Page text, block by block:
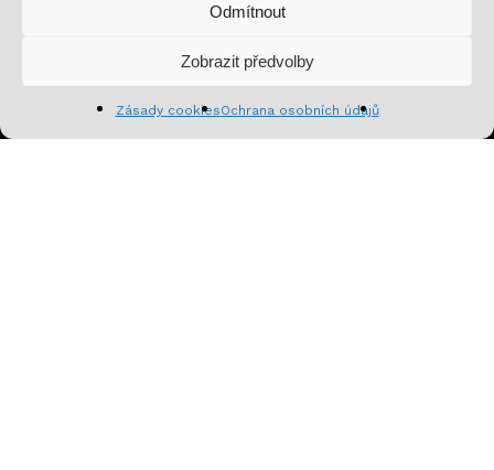
Odmítnout
Zobrazit předvolby
Zásady cookiesOchrana osobních údajů